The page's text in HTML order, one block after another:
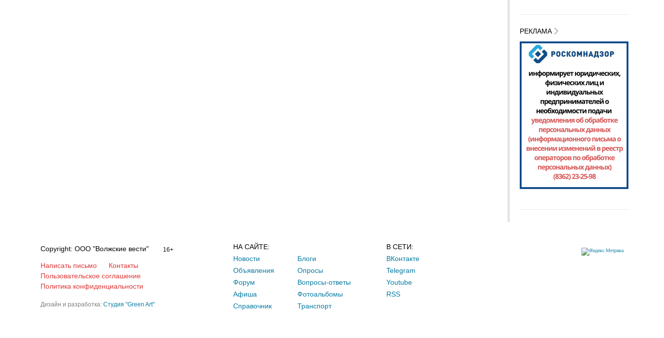
РЕКЛАМА
Copyright: ООО "Волжские вести" 16+
Написать письмо
Контакты
Пользовательское соглашение
Политика конфиденциальности
Дизайн и разработка: Студия "Green Art"
НА САЙТЕ:
Новости
Объявления
Форум
Афиша
Справочник
Блоги
Опросы
Вопросы-ответы
Фотоальбомы
Транспорт
В СЕТИ:
ВКонтакте
Telegram
Youtube
RSS